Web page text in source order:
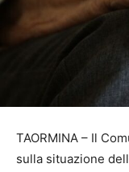
TAORMINA – Il
sulla situazione